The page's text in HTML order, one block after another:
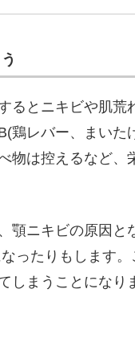
るとニキビや肌
鶏レバー、まい
物は控えるなど
顎ニキビの原因
ったりもします
しまうことになり